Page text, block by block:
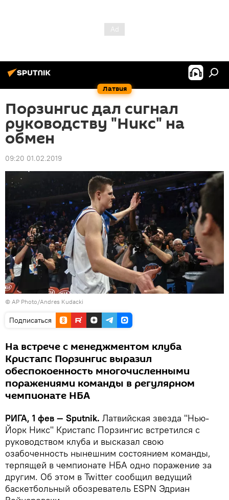
Латвия
Порзингис дал сигнал
руководству "Никс" на
обмен
09:20 01.02.2019
© AP Photo/Andres Kudacki
Подписаться
​На встрече с менеджментом клуба
Кристапс Порзингис выразил
обеспокоенность многочисленными
поражениями команды в регулярном
чемпионате НБА
РИГА, 1 фев — Sputnik. Латвийская звезда "Нью-
Йорк Никс" Кристапс Порзингис встретился с
руководством клуба и высказал свою
озабоченность нынешним состоянием команды,
терпящей в чемпионате НБА одно поражение за
другим. Об этом в Twitter сообщил ведущий
баскетбольный обозреватель ESPN Эдриан